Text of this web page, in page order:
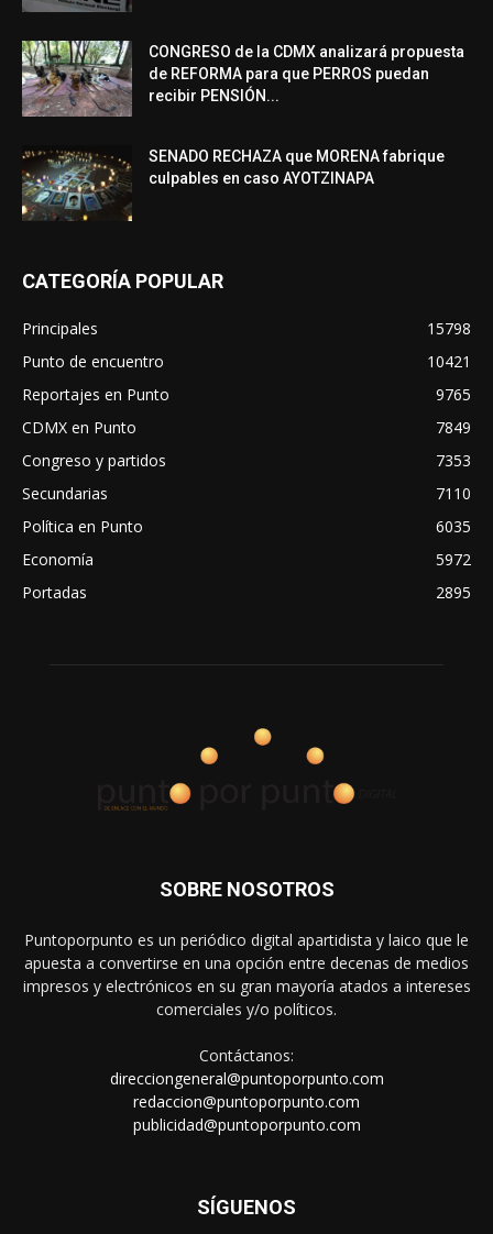
CONGRESO de la CDMX analizará propuesta
de REFORMA para que PERROS puedan
recibir PENSIÓN...
SENADO RECHAZA que MORENA fabrique
culpables en caso AYOTZINAPA
CATEGORÍA POPULAR
Principales
15798
Punto de encuentro
10421
Reportajes en Punto
9765
CDMX en Punto
7849
Congreso y partidos
7353
Secundarias
7110
Política en Punto
6035
Economía
5972
Portadas
2895
SOBRE NOSOTROS
Puntoporpunto es un periódico digital apartidista y laico que le
apuesta a convertirse en una opción entre decenas de medios
impresos y electrónicos en su gran mayoría atados a intereses
comerciales y/o políticos.
Contáctanos:
direcciongeneral@puntoporpunto.com
redaccion@puntoporpunto.com
publicidad@puntoporpunto.com
SÍGUENOS